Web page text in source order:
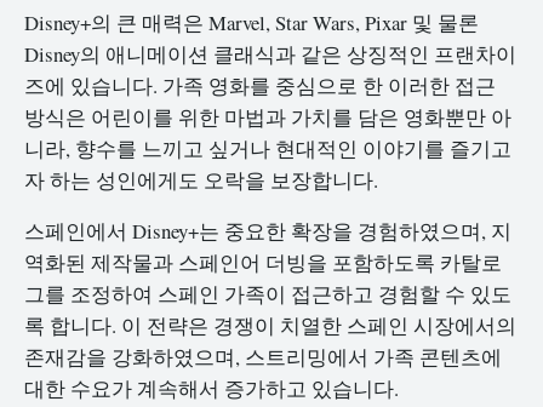
Disney+의 큰 매력은 Marvel, Star Wars, Pixar 및 물론
Disney의 애니메이션 클래식과 같은 상징적인 프랜차이
즈에 있습니다. 가족 영화를 중심으로 한 이러한 접근
방식은 어린이를 위한 마법과 가치를 담은 영화뿐만 아
니라, 향수를 느끼고 싶거나 현대적인 이야기를 즐기고
자 하는 성인에게도 오락을 보장합니다.
스페인에서 Disney+는 중요한 확장을 경험하였으며, 지
역화된 제작물과 스페인어 더빙을 포함하도록 카탈로
그를 조정하여 스페인 가족이 접근하고 경험할 수 있도
록 합니다. 이 전략은 경쟁이 치열한 스페인 시장에서의
존재감을 강화하였으며, 스트리밍에서 가족 콘텐츠에
대한 수요가 계속해서 증가하고 있습니다.